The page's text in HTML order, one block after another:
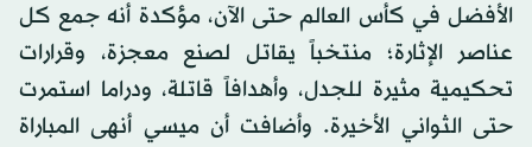
الأفضل في كأس العالم حتى الآن، مؤكدة أنه جمع كل
عناصر الإثارة؛ منتخباً يقاتل لصنع معجزة، وقرارات
تحكيمية مثيرة للجدل، وأهدافاً قاتلة، ودراما استمرت
حتى الثواني الأخيرة. وأضافت أن ميسي أنهى المباراة